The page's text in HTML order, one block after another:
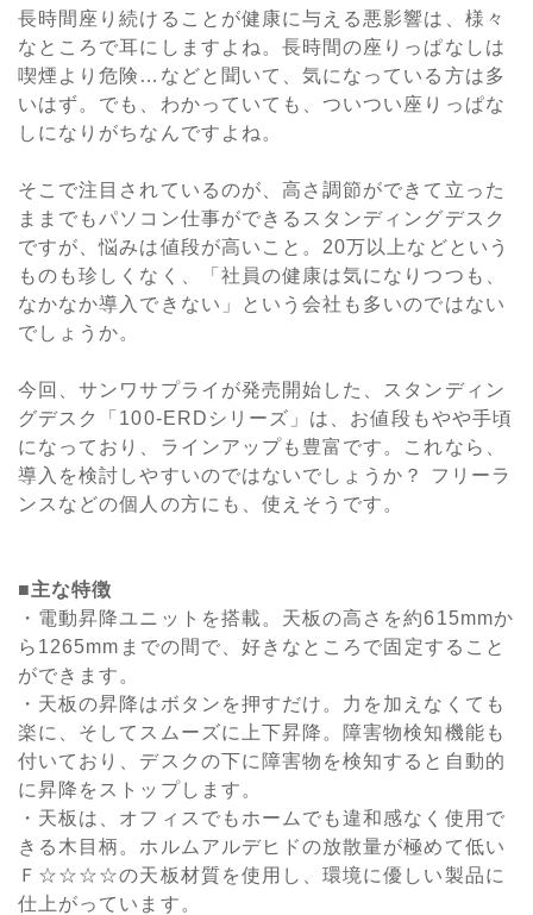
長時間座り続けることが健康に与える悪影響は、様々
なところで耳にしますよね。長時間の座りっぱなしは
喫煙より危険…などと聞いて、気になっている方は多
いはず。でも、わかっていても、ついつい座りっぱな
しになりがちなんですよね。
そこで注目されているのが、高さ調節ができて立った
ままでもパソコン仕事ができるスタンディングデスク
ですが、悩みは値段が高いこと。20万以上などという
ものも珍しくなく、「社員の健康は気になりつつも、
なかなか導入できない」という会社も多いのではない
でしょうか。
今回、サンワサプライが発売開始した、スタンディン
グデスク「100-ERDシリーズ」は、お値段もやや手頃
になっており、ラインアップも豊富です。これなら、
導入を検討しやすいのではないでしょうか？ フリーラ
ンスなどの個人の方にも、使えそうです。
■主な特徴
・電動昇降ユニットを搭載。天板の高さを約615mmか
ら1265mmまでの間で、好きなところで固定すること
ができます。
・天板の昇降はボタンを押すだけ。力を加えなくても
楽に、そしてスムーズに上下昇降。障害物検知機能も
付いており、デスクの下に障害物を検知すると自動的
に昇降をストップします。
・天板は、オフィスでもホームでも違和感なく使用で
きる木目柄。ホルムアルデヒドの放散量が極めて低い
Ｆ☆☆☆☆の天板材質を使用し、環境に優しい製品に
仕上がっています。